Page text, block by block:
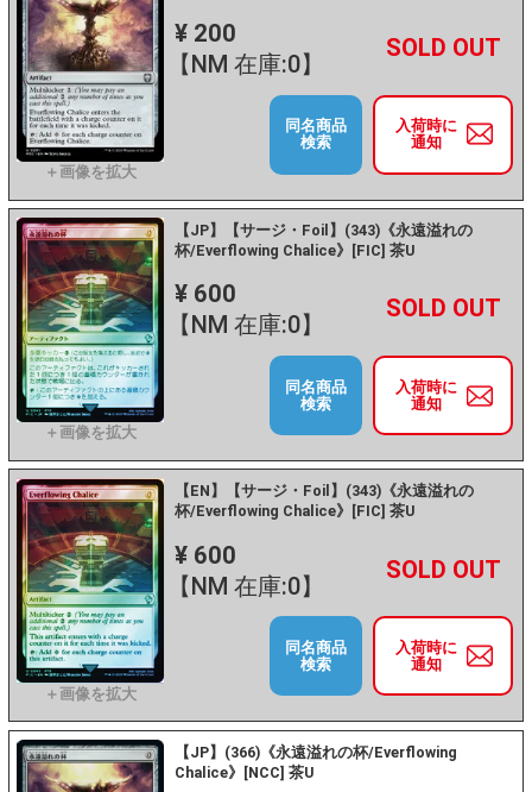
¥ 200
【NM 在庫:0】
－ +
入荷時に
通知
同名商品
検索
【JP】【サージ・Foil】(343)《永遠溢れの
杯/Everflowing Chalice》[FIC] 茶U
¥ 600
【NM 在庫:0】
－ +
入荷時に
通知
同名商品
検索
【EN】【サージ・Foil】(343)《永遠溢れの
杯/Everflowing Chalice》[FIC] 茶U
¥ 600
【NM 在庫:0】
－ +
入荷時に
通知
同名商品
検索
【JP】(366)《永遠溢れの杯/Everflowing
Chalice》[NCC] 茶U